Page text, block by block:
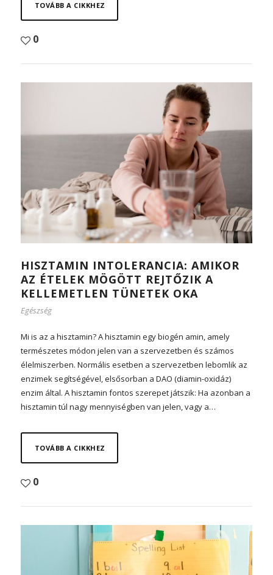
TOVÁBB A CIKKHEZ
0
HISZTAMIN INTOLERANCIA: AMIKOR
AZ ÉTELEK MÖGÖTT REJTŐZIK A
KELLEMETLEN TÜNETEK OKA
Egészség
Mi is az a hisztamin? A hisztamin egy biogén amin, amely
természetes módon jelen van a szervezetben és számos
élelmiszerben. Normális esetben a szervezetben lebomlik az
enzimek segítségével, elsősorban a DAO (diamin-oxidáz)
enzim által. A hisztamin fontos szerepet játszik: Ha azonban a
hisztamin túl nagy mennyiségben van jelen, vagy a…
TOVÁBB A CIKKHEZ
0